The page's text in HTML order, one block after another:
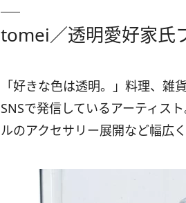
tomei／透明愛好家氏
「好きな色は透明。」料理、雑
SNSで発信しているアーティス
ルのアクセサリー展開など幅広